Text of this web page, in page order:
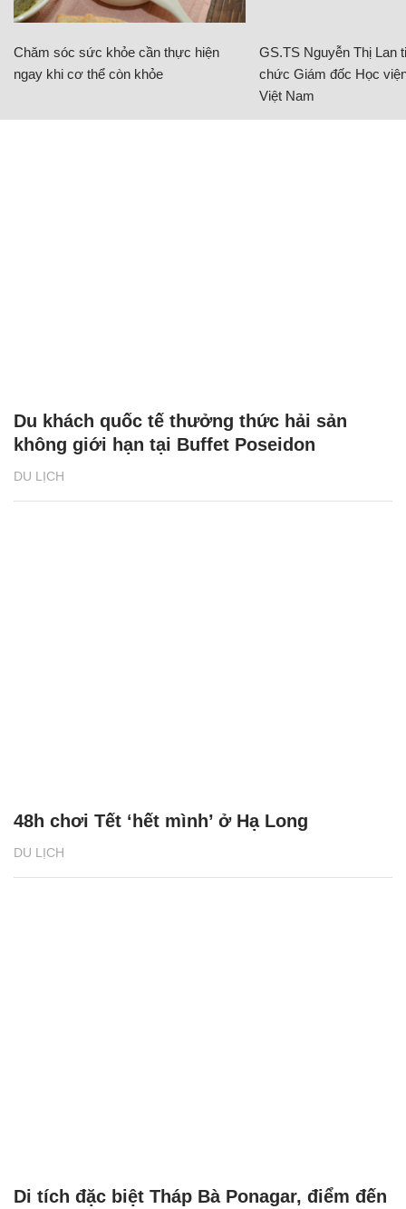
Chăm sóc sức khỏe cần thực hiện
ngay khi cơ thể còn khỏe
GS.TS Nguyễn Thị Lan
chức Giám đốc Học
Việt Nam
DU LỊCH
Du khách quốc tế thưởng thức hải sản
không giới hạn tại Buffet Poseidon
DU LỊCH
48h chơi Tết ‘hết mình’ ở Hạ Long
Di tích đặc biệt Tháp Bà Ponagar, điểm đến